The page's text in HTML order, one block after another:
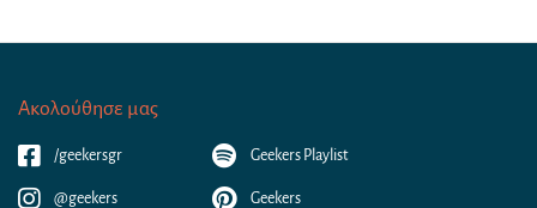
Ακολούθησε μας
/geekersgr
@geekers
Geekers Playlist
Geekers